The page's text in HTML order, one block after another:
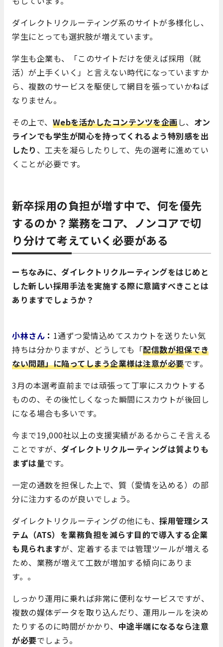
ダイレクトリクルーティング系のサイトが多様化し、
学生にとっても選択肢が増えています。
学生も企業も、「このサイトだけを使えば採用（就
活）が上手くいく」と言えない時代になっていますか
ら、複数のサービスを駆使して網目を張っていかねば
なりません。
その上で、 Webを活かしたコンテンツを企画し、 オン
ラインでも学生が関心を持ってくれるよう特別感を出
したり 、工夫を凝らしたりして、先の選考に進めてい
くことが必要です。
新卒採用の負担が増す中で、何を優先
するのか？業務をコア、ノンコアで切
り分けて考えていく必要がある
ーちなみに、ダイレクトリクルーティングをはじめと
した新しい採用手法を実施する際に意識すべきことは
ありますでしょうか？
小林さん ： 1通ずつ愛情込めてスカウトを送りたい気
持ちは分かりますが、どうしても「配信数が担保でき
ない問題」に陥ってしまう企業様は注意が必要です。
3月の本選考直前までは頑張って丁寧にスカウトする
ものの、その後忙しくなった瞬間にスカウトが後回し
になる場合も多いです。
今まで19,000社以上の支援実績があるからこそ言える
ことですが、 ダイレクトリクルーティングは質よりも
まずは量です。
一定の通数を担保した上で、質（愛情を込める）の部
分に注力するのが良いでしょう。
ダイレクトリクルーティングの他にも、 採用管理シス
テム（ATS）を業務負担を減らす目的で導入する企業
も見られますが、定着するまでは管理ツールが増える
ため、業務が増えて工数が増加する傾向にありま
す。。
しっかり運用に乗れば非常に便利なサービスですが、
複数の媒体データを取り込んだり、運用ルールを決め
たりするのに時間がかかり、 中途半端になるなら注意
が必要でしょう。